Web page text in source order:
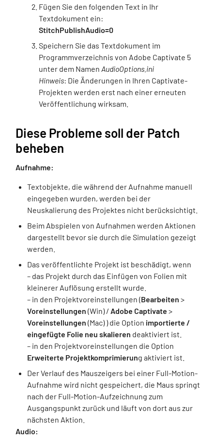
Fügen Sie den folgenden Text in Ihr
Textdokument ein:
StitchPublishAudio=0
Speichern Sie das Textdokument im
Programmverzeichnis von Adobe Captivate 5
unter dem Namen AudioOptions.ini
Hinweis: Die Änderungen in Ihren Captivate-
Projekten werden erst nach einer erneuten
Veröffentlichung wirksam.
Diese Probleme soll der Patch
beheben
Aufnahme:
Textobjekte, die während der Aufnahme manuell
eingegeben wurden, werden bei der
Neuskalierung des Projektes nicht berücksichtigt.
Beim Abspielen von Aufnahmen werden Aktionen
dargestellt bevor sie durch die Simulation gezeigt
werden.
Das veröffentlichte Projekt ist beschädigt, wenn
– das Projekt durch das Einfügen von Folien mit
kleinerer Auflösung erstellt wurde.
– in den Projektvoreinstellungen (Bearbeiten >
Voreinstellungen (Win) / Adobe Captivate >
Voreinstellungen (Mac) ) die Option importierte /
eingefügte Folie neu skalieren deaktiviert ist.
– in den Projektvoreinstellungen die Option
Erweiterte Projektkomprimierung aktiviert ist.
Der Verlauf des Mauszeigers bei einer Full-Motion-
Aufnahme wird nicht gespeichert, die Maus springt
nach der Full-Motion-Aufzeichnung zum
Ausgangspunkt zurück und läuft von dort aus zur
nächsten Aktion.
Audio: